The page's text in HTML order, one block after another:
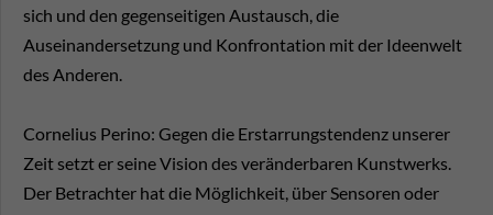
sich und den gegenseitigen Austausch, die
Auseinandersetzung und Konfrontation mit der Ideenwelt
des Anderen.
Cornelius Perino: Gegen die Erstarrungstendenz unserer
Zeit setzt er seine Vision des veränderbaren Kunstwerks.
Der Betrachter hat die Möglichkeit, über Sensoren oder